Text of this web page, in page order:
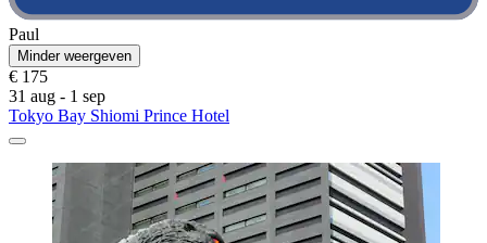
Paul
Minder weergeven
€ 175
31 aug - 1 sep
Tokyo Bay Shiomi Prince Hotel